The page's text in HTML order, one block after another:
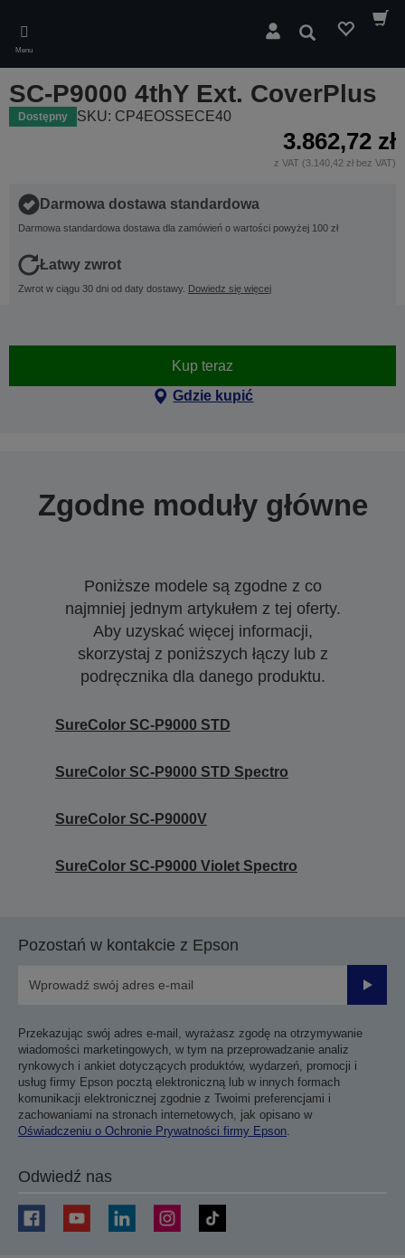
main
content
Menu
Wyszukaj
SC-P9000 4thY Ext. CoverPlus
Dostępny SKU: CP4EOSSECE40
3.862,72 zł
z VAT (3.140,42 zł bez VAT)
Darmowa dostawa standardowa
Darmowa standardowa dostawa dla zamówień o wartości powyżej 100 zł
Łatwy zwrot
Zwrot w ciągu 30 dni od daty dostawy. Dowiedz się więcej
Kup teraz
Gdzie kupić
Zgodne moduły główne
Poniższe modele są zgodne z co
najmniej jednym artykułem z tej oferty.
Aby uzyskać więcej informacji,
skorzystaj z poniższych łączy lub z
podręcznika dla danego produktu.
SureColor SC-P9000 STD
SureColor SC-P9000 STD Spectro
SureColor SC-P9000V
SureColor SC-P9000 Violet Spectro
Pozostań w kontakcie z Epson
Przekazując swój adres e-mail, wyrażasz zgodę na otrzymywanie
wiadomości marketingowych, w tym na przeprowadzanie analiz
rynkowych i ankiet dotyczących produktów, wydarzeń, promocji i
usług firmy Epson pocztą elektroniczną lub w innych formach
komunikacji elektronicznej zgodnie z Twoimi preferencjami i
zachowaniami na stronach internetowych, jak opisano w
Oświadczeniu o Ochronie Prywatności firmy Epson.
Odwiedź nas